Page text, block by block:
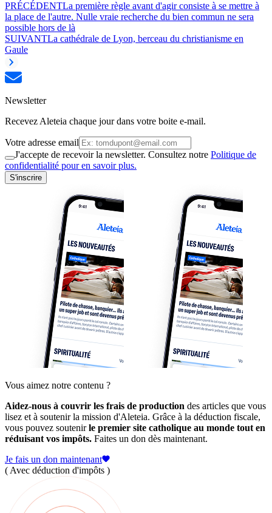
PRÉCÉDENTLa première règle avant d'agir consiste à se mettre à
la place de l'autre. Nulle vraie recherche du bien commun ne sera
possible hors de là
SUIVANTLa cathédrale de Lyon, berceau du christianisme en
Gaule
Newsletter
Recevez Aleteia chaque jour dans votre boite e-mail.
Votre adresse email
J'accepte de recevoir la newsletter. Consultez notre Politique de
confidentialité pour en savoir plus.
S'inscrire
Vous aimez notre contenu ?
Aidez-nous à couvrir les frais de production des articles que vous
lisez et à soutenir la mission d'Aleteia. Grâce à la déduction fiscale,
vous pouvez soutenirle premier site catholique au monde tout en
réduisant vos impôts. Faites un don dès maintenant.
Je fais un don maintenant
( Avec déduction d'impôts )